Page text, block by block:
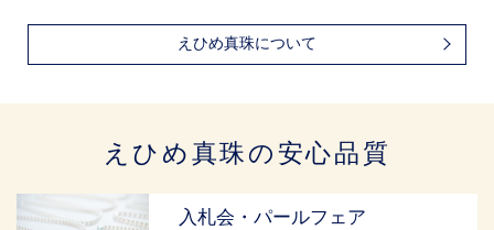
えひめ真珠について
えひめ真珠の安心品質
入札会・パールフェア